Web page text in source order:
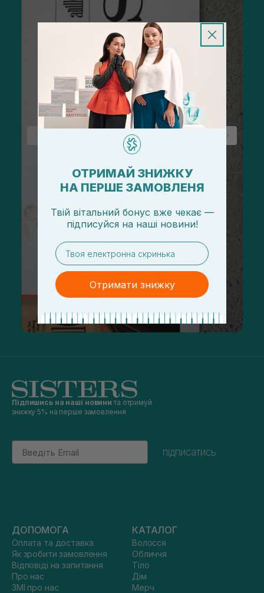
Підпишись на наші новини та отримуй
знижку 5% на перше замовлення
Email
підписатись
ДОПОМОГА
Оплата та доставка
Як зробити замовлення
Відповіді на запитання
Про нас
ЗМІ про нас
КАТАЛОГ
Волосся
Обличчя
Тіло
Дім
Мерч
ОТРИМАЙ ЗНИЖКУ
НА ПЕРШЕ ЗАМОВЛЕНЯ
Твій вітальний бонус вже чекає —
підписуйся на наші новини!
email
Отримати знижку